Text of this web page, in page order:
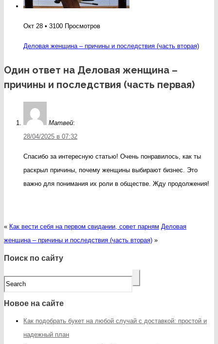
Окт 28 • 3100 Просмотров
Деловая женщина – причины и последствия (часть вторая)
Один ответ на Деловая женщина –
причины и последствия (часть первая)
Матвей:
28/04/2025 в 07:32
Спасибо за интересную статью! Очень понравилось, как ты
раскрыл причины, почему женщины выбирают бизнес. Это
важно для понимания их роли в обществе. Жду продолжения!
« Как вести себя на первом свидании, совет парням Деловая
женщина – причины и последствия (часть вторая) »
Поиск по сайту
Новое на сайте
Как подобрать букет на любой случай с доставкой: простой и
надежный план